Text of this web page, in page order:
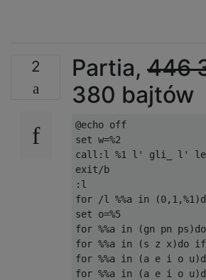
2 Partia, 446
380 bajtów
@echo off
set w=%2
call:l %1 l' gli_ l'
exit/b
:l
for /l %%a in
set o=%5
for %%a in (gn pn ps)do
for %%a in (s z x)do if
for %%a in (a e i o u)do
for %%a in (a e i o u)do